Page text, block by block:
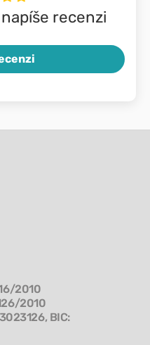
recenzi
2010
2010
BIC: